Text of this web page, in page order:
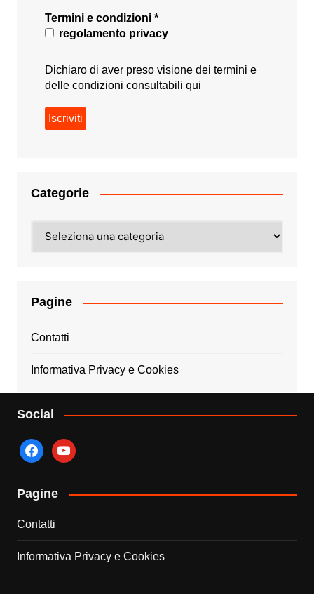
Termini e condizioni *
regolamento privacy
Dichiaro di aver preso visione dei termini e
delle condizioni consultabili qui
Categorie
Pagine
Contatti
Informativa Privacy e Cookies
Social
facebookyoutube
Pagine
Contatti
Informativa Privacy e Cookies